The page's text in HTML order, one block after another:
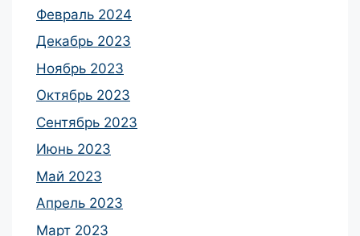
Февраль 2024
Декабрь 2023
Ноябрь 2023
Октябрь 2023
Сентябрь 2023
Июнь 2023
Май 2023
Апрель 2023
Март 2023